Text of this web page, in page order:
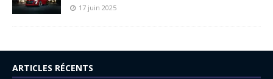
17 juin 2025
ARTICLES RÉCENTS